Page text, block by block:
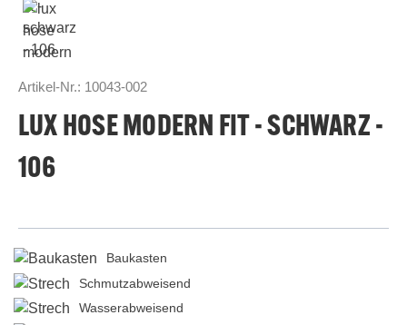
Artikel-Nr.: 10043-002
LUX HOSE MODERN FIT - SCHWARZ -
106
Baukasten
Schmutzabweisend
Wasserabweisend